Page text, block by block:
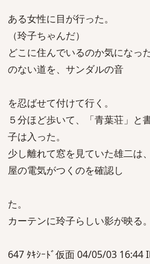
ある女性に目が行った。
（玲子ちゃんだ）
どこに住んでいるのか気になっ
のない道を、サンダルの音
を忍ばせて付けて行く。
５分ほど歩いて、「青葉荘」と
子は入った。
少し離れて窓を見ていた雄二は
屋の電気がつくのを確認し
た。
カーテンに玲子らしい影が映る。
647 ﾀｷｼｰﾄﾞ仮面 04/05/03 16:44